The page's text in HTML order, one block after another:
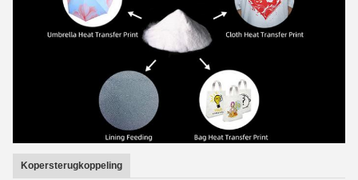
Kopersterugkoppeling